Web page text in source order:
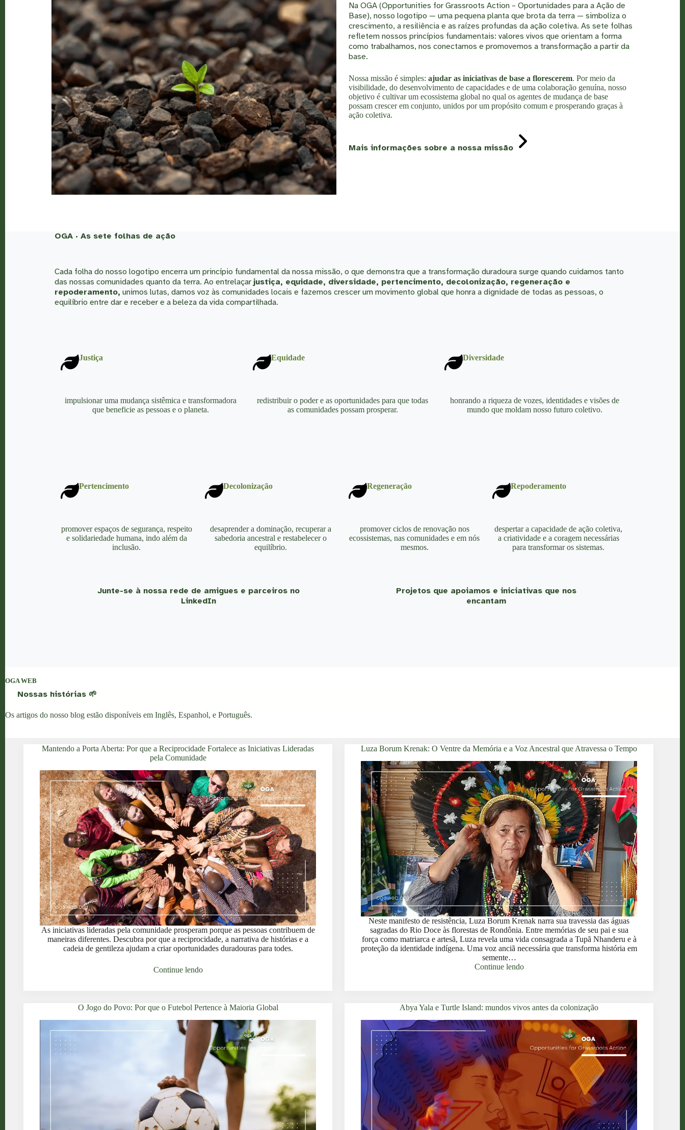
Na OGA (Opportunities for Grassroots Action – Oportunidades para a Ação de
Base), nosso logotipo — uma pequena planta que brota da terra — simboliza o
crescimento, a resiliência e as raízes profundas da ação coletiva. As sete folhas
refletem nossos princípios fundamentais: valores vivos que orientam a forma
como trabalhamos, nos conectamos e promovemos a transformação a partir da
base.
Nossa missão é simples: ajudar as iniciativas de base a florescerem. Por meio da
visibilidade, do desenvolvimento de capacidades e de uma colaboração genuína, nosso
objetivo é cultivar um ecossistema global no qual os agentes de mudança de base
possam crescer em conjunto, unidos por um propósito comum e prosperando graças à
ação coletiva.
Mais informações sobre a nossa missão
OGA · As sete folhas de ação
Cada folha do nosso logotipo encerra um princípio fundamental da nossa missão, o que demonstra que a transformação duradoura surge quando cuidamos tanto
das nossas comunidades quanto da terra. Ao entrelaçar justiça, equidade, diversidade, pertencimento, decolonização, regeneração e
repoderamento, unimos lutas, damos voz às comunidades locais e fazemos crescer um movimento global que honra a dignidade de todas as pessoas, o
equilíbrio entre dar e receber e a beleza da vida compartilhada.
Justiça
impulsionar uma mudança sistêmica e transformadora
que beneficie as pessoas e o planeta.
Equidade
redistribuir o poder e as oportunidades para que todas
as comunidades possam prosperar.
Diversidade
honrando a riqueza de vozes, identidades e visões de
mundo que moldam nosso futuro coletivo.
Pertencimento
promover espaços de segurança, respeito
e solidariedade humana, indo além da
inclusão.
Decolonização
desaprender a dominação, recuperar a
sabedoria ancestral e restabelecer o
equilíbrio.
Regeneração
promover ciclos de renovação nos
ecossistemas, nas comunidades e em nós
mesmos.
Repoderamento
despertar a capacidade de ação coletiva,
a criatividade e a coragem necessárias
para transformar os sistemas.
Junte-se à nossa rede de amigues e parceiros no
LinkedIn
Projetos que apoiamos e iniciativas que nos
encantam
OGA WEB
Nossas histórias 🌱
Os artigos do nosso blog estão disponíveis em Inglês, Espanhol, e Português.
Mantendo a Porta Aberta: Por que a Reciprocidade Fortalece as Iniciativas Lideradas
pela Comunidade
As iniciativas lideradas pela comunidade prosperam porque as pessoas contribuem de
maneiras diferentes. Descubra por que a reciprocidade, a narrativa de histórias e a
cadeia de gentileza ajudam a criar oportunidades duradouras para todes.
Continue lendo
Luza Borum Krenak: O Ventre da Memória e a Voz Ancestral que Atravessa o Tempo
Neste manifesto de resistência, Luza Borum Krenak narra sua travessia das águas
sagradas do Rio Doce às florestas de Rondônia. Entre memórias de seu pai e sua
força como matriarca e artesã, Luza revela uma vida consagrada a Tupã Nhanderu e à
proteção da identidade indígena. Uma voz anciã necessária que transforma história em
semente…
Continue lendo
O Jogo do Povo: Por que o Futebol Pertence à Maioria Global Abya Yala e Turtle Island: mundos vivos antes da colonização